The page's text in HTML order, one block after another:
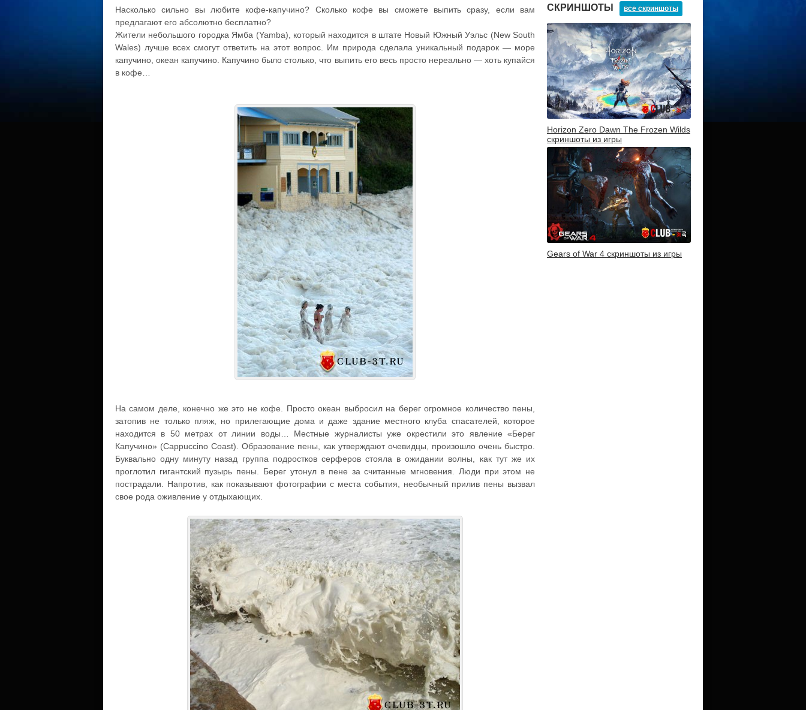
Насколько сильно вы любите кофе-капучино? Сколько кофе вы сможете выпить сразу, если вам
предлагают его абсолютно бесплатно?
Жители небольшого городка Ямба (Yamba), который находится в штате Новый Южный Уэльс (New South
Wales) лучше всех смогут ответить на этот вопрос. Им природа сделала уникальный подарок — море
капучино, океан капучино. Капучино было столько, что выпить его весь просто нереально — хоть купайся
в кофе…
На самом деле, конечно же это не кофе. Просто океан выбросил на берег огромное количество пены,
затопив не только пляж, но прилегающие дома и даже здание местного клуба спасателей, которое
находится в 50 метрах от линии воды… Местные журналисты уже окрестили это явление «Берег
Капучино» (Cappuccino Coast). Образование пены, как утверждают очевидцы, произошло очень быстро.
Буквально одну минуту назад группа подростков серферов стояла в ожидании волны, как тут же их
проглотил гигантский пузырь пены. Берег утонул в пене за считанные мгновения. Люди при этом не
пострадали. Напротив, как показывают фотографии с места события, необычный прилив пены вызвал
свое рода оживление у отдыхающих.
СКРИНШОТЫ все скриншоты
Horizon Zero Dawn The Frozen Wilds
скриншоты из игры
Gears of War 4 скриншоты из игры